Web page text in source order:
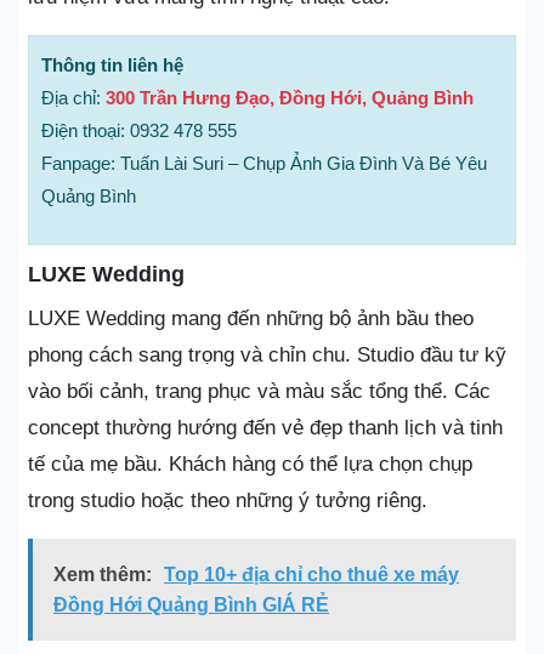
Thông tin liên hệ
Địa chỉ: 300 Trần Hưng Đạo, Đồng Hới, Quảng Bình
Điện thoại: 0932 478 555
Fanpage: Tuấn Lài Suri – Chụp Ảnh Gia Đình Và Bé Yêu
Quảng Bình
LUXE Wedding
LUXE Wedding mang đến những bộ ảnh bầu theo
phong cách sang trọng và chỉn chu. Studio đầu tư kỹ
vào bối cảnh, trang phục và màu sắc tổng thể. Các
concept thường hướng đến vẻ đẹp thanh lịch và tinh
tế của mẹ bầu. Khách hàng có thể lựa chọn chụp
trong studio hoặc theo những ý tưởng riêng.
Xem thêm:
Top 10+ địa chỉ cho thuê xe máy
Đồng Hới Quảng Bình GIÁ RẺ